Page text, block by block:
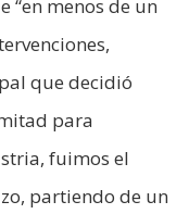
“en menos de un
que decidió
para
fuimos el
partiendo de un